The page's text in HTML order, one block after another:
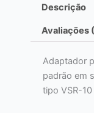
Descrição
Avaliações
Adaptador
padrão em
tipo VSR-